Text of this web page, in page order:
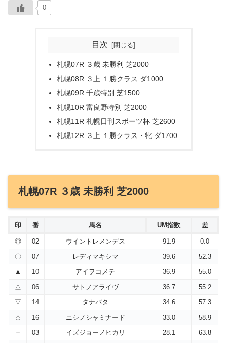
0
目次
札幌07R ３歳 未勝利 芝2000
札幌08R ３上 １勝クラス ダ1000
札幌09R 千歳特別 芝1500
札幌10R 富良野特別 芝2000
札幌11R 札幌日刊スポーツ杯 芝2600
札幌12R ３上 １勝クラス・牝 ダ1700
札幌07R ３歳 未勝利 芝2000
印 番 馬名 UM指数 差
◎ 02 ウイントレメンデス 91.9
0.0
〇
07 レディマキシマ 39.6
52.3
▲
10 アイヲコメテ 36.9
55.0
△
06 サトノアライヴ 36.7
55.2
▽
14 タナバタ 34.6
57.3
☆
16 ニシノシャミナード 33.0
58.9
＋
03 イズジョーノヒカリ 28.1
63.8